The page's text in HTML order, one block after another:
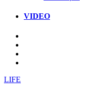
VIDEO
LIFE